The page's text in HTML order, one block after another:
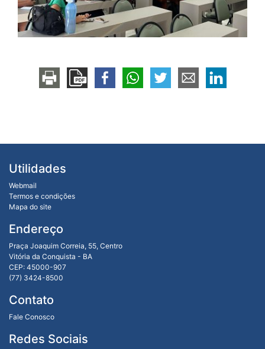
Utilidades
Webmail
Termos e condições
Mapa do site
Endereço
Praça Joaquim Correia, 55, Centro
Vitória da Conquista - BA
CEP: 45000-907
(77) 3424-8500
Contato
Fale Conosco
Redes Sociais